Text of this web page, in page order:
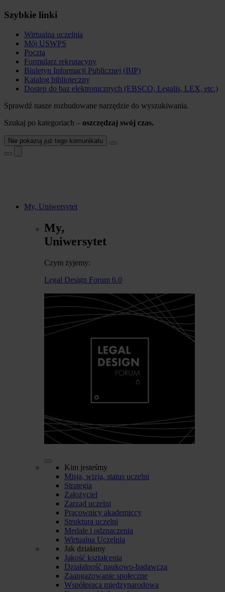
Szybkie linki
Wirtualna uczelnia
Mój USWPS
Poczta
Formularz rekrutacyny
Biuletyn Informacji Publicznej (BIP)
Katalog biblioteczny
Dostęp do baz elektronicznych (EBSCO, Legalis, LEX, etc.)
Sprawdź nasze rozbudowane narzędzie do wyszukiwania.
Szukaj po kategoriach – oszczędzaj swój czas.
Nie pokazuj już tego komunikatu
My, Uniwersytet
My,
Uniwersytet
Czym żyjemy:
Legal Design Forum 6.0
Kim jesteśmy
Misja, wizja, status uczelni
Strategia
Założyciel
Zarząd uczelni
Pracownicy akademiccy
Struktura uczelni
Medale i odznaczenia
Wirtualna Uczelnia
Jak działamy
Jakość kształcenia
Działalność naukowo-badawcza
Zaangażowanie społeczne
Współpraca międzynarodowa